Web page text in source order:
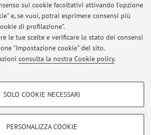
sui cookie facoltativi attivando l'opzione
e, se vuoi, potrai esprimere consensi più
di profilazione".
le tue scelte e verificare lo stato dei consensi
"Impostazione cookie" del sito.
consulta la nostra Cookie policy.
- FACOLTATIVI
SOLO COOKIE NECESSARI
PERSONALIZZA COOKIE
Ultimi avvisi
2027 - colloqui
2026
gestire tutti i contenuti del sito.